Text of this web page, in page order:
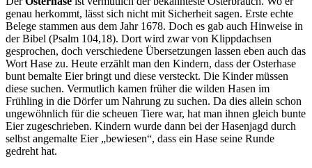
genau herkommt, lässt sich nicht mit Sicherheit sagen. Erste echte
Belege stammen aus dem Jahr 1678. Doch es gab auch Hinweise in
der Bibel (Psalm 104,18). Dort wird zwar von Klippdachsen
gesprochen, doch verschiedene Übersetzungen lassen eben auch das
Wort Hase zu. Heute erzählt man den Kindern, dass der Osterhase
bunt bemalte Eier bringt und diese versteckt. Die Kinder müssen
diese suchen. Vermutlich kamen früher die wilden Hasen im
Frühling in die Dörfer um Nahrung zu suchen. Da dies allein schon
ungewöhnlich für die scheuen Tiere war, hat man ihnen gleich bunte
Eier zugeschrieben. Kindern wurde dann bei der Hasenjagd durch
selbst angemalte Eier „bewiesen“, dass ein Hase seine Runde
gedreht hat.